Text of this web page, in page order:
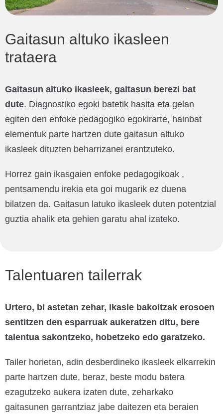
Gaitasun altuko ikasleen
trataera
Gaitasun altuko ikasleek, gaitasun berezi bat
dute. Diagnostiko egoki batetik hasita eta gelan
egiten den enfoke pedagogiko egokirarte, hainbat
elementuk parte hartzen dute gaitasun altuko
ikasleek dituzten beharrizanei erantzuteko.
Horrez gain ikasgaien enfoke pedagogikoak ,
pentsamendu irekia eta goi mugarik ez duena
bilatzen da. Gaitasun latuko ikasleek duten potentzial
guztia ahalik eta gehien garatu ahal izateko.
Talentuaren tailerrak
Urtero, bi astetan zehar, ikasle bakoitzak erosoen
sentitzen den esparruak aukeratzen ditu, bere
talentua sakontzeko, hobetzeko edo garatzeko.
Tailer horietan, adin desberdineko ikasleek elkarrekin
parte hartzen dute, beraz, beste modu batera
ezagutzeko aukera izaten dute, zeharkako
gaitasunen garrantziaz jabe daitezen eta beraien